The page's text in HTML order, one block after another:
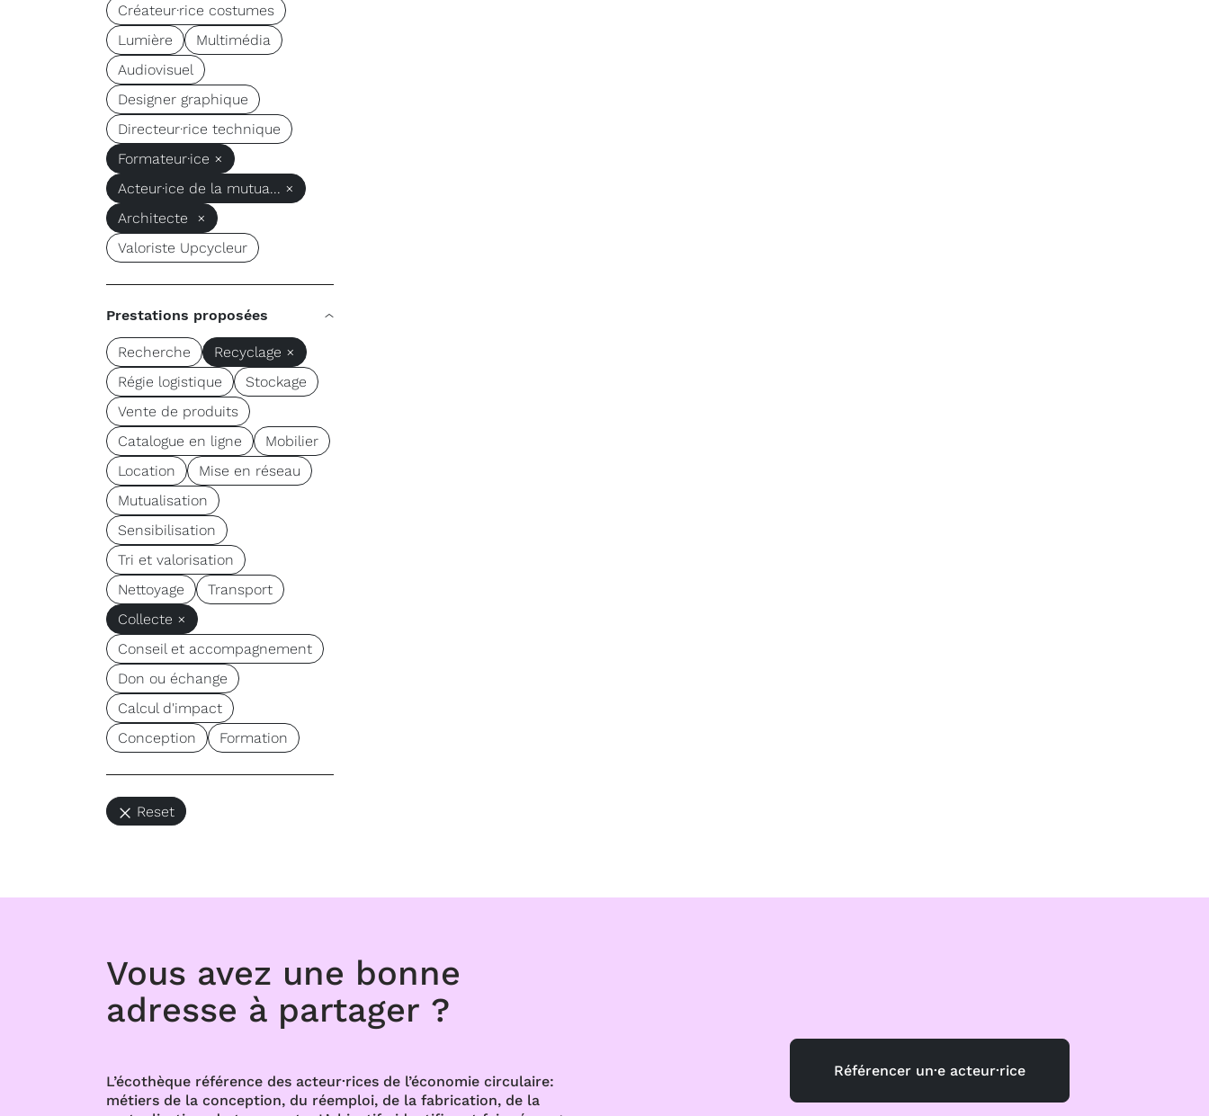
Créateur·rice costumes
Lumière
Multimédia
Audiovisuel
Designer graphique
Directeur·rice technique
Formateur·ice ×
Acteur·ice de la mutua... ×
Architecte ×
Valoriste Upcycleur
Prestations proposées
Recherche
Recyclage ×
Régie logistique
Stockage
Vente de produits
Catalogue en ligne
Mobilier
Location
Mise en réseau
Mutualisation
Sensibilisation
Tri et valorisation
Nettoyage
Transport
Collecte ×
Conseil et accompagnement
Don ou échange
Calcul d'impact
Conception
Formation
Reset
Vous avez une bonne
adresse à partager ?
L’écothèque référence des acteur·rices de l’économie circulaire:
métiers de la conception, du réemploi, de la fabrication, de la
Référencer un·e acteur·rice